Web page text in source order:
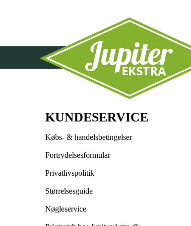
KUNDESERVICE
Købs- & handelsbetingelser
Fortrydelsesformular
Privatlivspolitik
Størrelsesguide
Nøgleservice